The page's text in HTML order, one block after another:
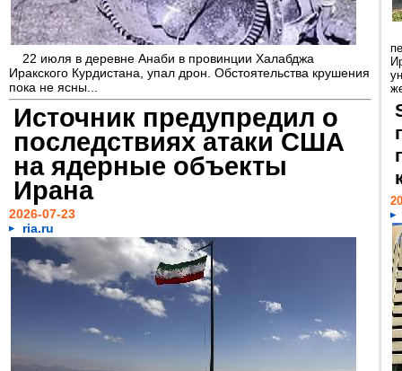
22 июля в деревне Анаби в провинции Халабджа
Иракского Курдистана, упал дрон. Обстоятельства крушения
пока не ясны...
Источник предупредил о
последствиях атаки США
на ядерные объекты
Ирана
2026-07-23
ria.ru